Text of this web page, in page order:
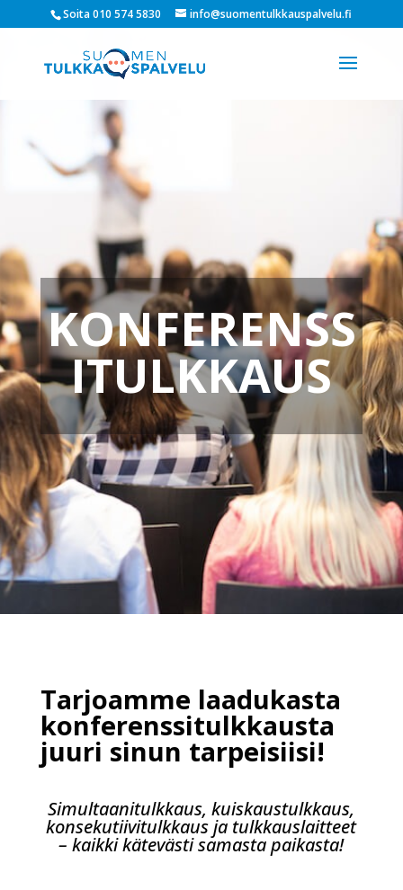
Soita 010 574 5830 info@suomentulkkauspalvelu.fi
KONFERENSS
ITULKKAUS
Tarjoamme laadukasta
konferenssitulkkausta
juuri sinun tarpeisiisi!
Simultaanitulkkaus, kuiskaustulkkaus,
konsekutiivitulkkaus ja tulkkauslaitteet
– kaikki kätevästi samasta paikasta!